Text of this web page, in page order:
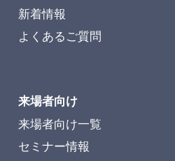
新着情報
よくあるご質問
来場者向け
来場者向け一覧
セミナー情報